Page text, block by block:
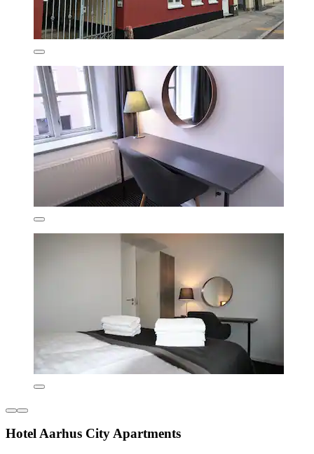
Hotel Aarhus City Apartments